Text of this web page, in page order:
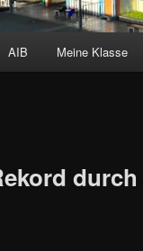
AIB Meine Klasse
durch